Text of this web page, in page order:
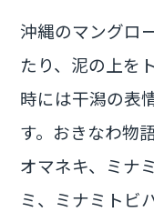
沖縄のマングロ
たり、泥の上を
時には干潟の表
す。おきなわ物
オマネキ、ミナ
ミ、ミナミトビ